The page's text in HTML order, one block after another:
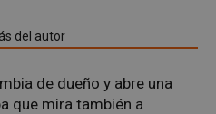
del autor
de dueño y abre una
que mira también a